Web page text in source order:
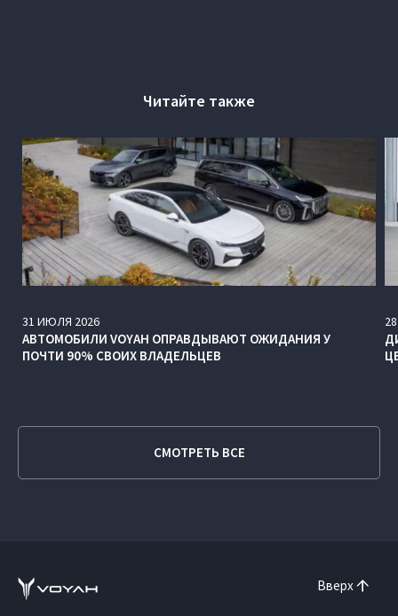
Читайте также
31 ИЮЛЯ 2026
АВТОМОБИЛИ VOYAH ОПРАВДЫВАЮТ ОЖИДАНИЯ У
ПОЧТИ 90% СВОИХ ВЛАДЕЛЬЦЕВ
28
СМОТРЕТЬ ВСЕ
Вверх